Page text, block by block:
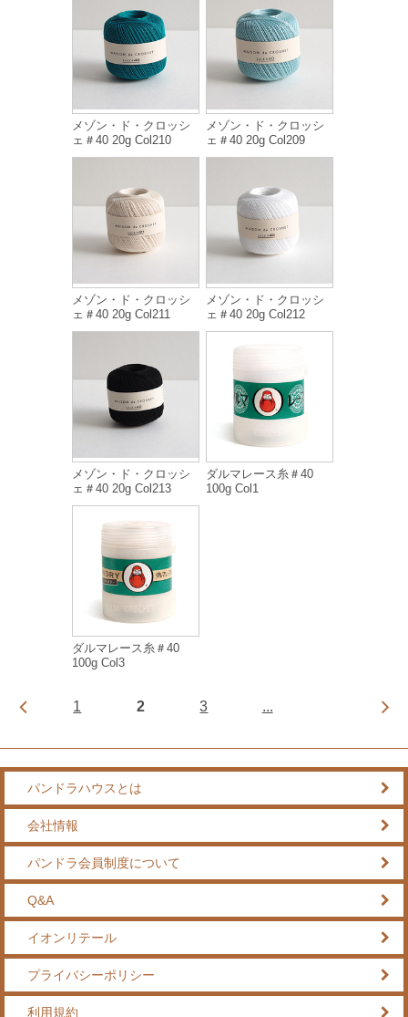
メゾン・ド・クロッシ
ェ＃40 20g Col210
メゾン・ド・クロッシ
ェ＃40 20g Col209
メゾン・ド・クロッシ
ェ＃40 20g Col211
メゾン・ド・クロッシ
ェ＃40 20g Col212
メゾン・ド・クロッシ
ェ＃40 20g Col213
ダルマレース糸＃40
100g Col1
ダルマレース糸＃40
100g Col3
1 2 3 ...
パンドラハウスとは
会社情報
パンドラ会員制度について
Q&A
イオンリテール
プライバシーポリシー
利用規約